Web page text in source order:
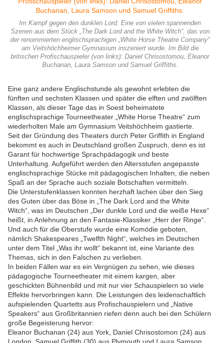
Im Kampf gegen den dunklen Lord: Eine von vielen spannenden
Szenen aus dem Stück „The Dark Lord and the White Witch“, das von
der renommierten englischsprachigen „White Horse Theatre Company“
am Veitshöchheimer Gymnasium inszeniert wurde. Im Bild die
britischen Profischauspieler (von links): Daniel Chrisostomou, Eleanor
Buchanan, Laura Samson und Samuel Griffiths.
Eine ganz andere Englischstunde als gewohnt erlebten die
fünften und sechsten Klassen und später die elften und zwölften
Klassen, als dieser Tage das in Soest beheimatete
englischsprachige Tourneetheater „White Horse Theatre“ zum
wiederholten Male am Gymnasium Veitshöchheim gastierte.
Seit der Gründung des Theaters durch Peter Griffith in England
bekommt es auch in Deutschland großen Zuspruch, denn es ist
Garant für hochwertige Sprachpädagogik und beste
Unterhaltung. Aufgeführt werden den Altersstufen angepasste
englischsprachige Stücke mit pädagogischen Inhalten, die neben
Spaß an der Sprache auch soziale Botschaften vermitteln.
Die Unterstufenklassen konnten herzhaft lachen über den Sieg
des Guten über das Böse in „The Dark Lord and the White
Witch“, was im Deutschen „Der dunkle Lord und die weiße Hexe“
heißt, in Anlehnung an den Fantasie-Klassiker „Herr der Ringe“.
Und auch für die Oberstufe wurde eine Komödie geboten,
nämlich Shakespeares „Twelfth Night“, welches im Deutschen
unter dem Titel „Was ihr wollt“ bekannt ist, eine Variante des
Themas, sich in den Falschen zu verlieben.
In beiden Fällen war es ein Vergnügen zu sehen, wie dieses
pädagogische Tourneetheater mit einem kargen, aber
geschickten Bühnenbild und mit nur vier Schauspielern so viele
Effekte hervorbringen kann. Die Leistungen des leidenschaftlich
aufspielenden Quartetts aus Profischauspielern und „Native
Speakers“ aus Großbritannien riefen denn auch bei den Schülern
große Begeisterung hervor:
Eleanor Buchanan (24) aus York, Daniel Chrisostomon (24) aus